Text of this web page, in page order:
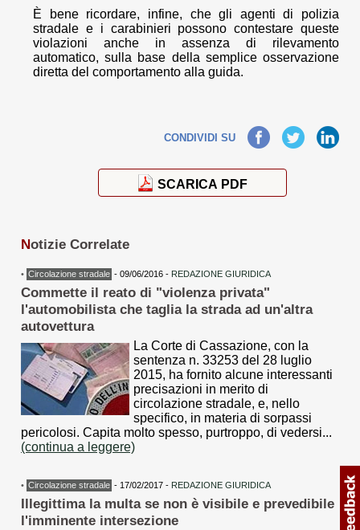
È bene ricordare, infine, che gli agenti di polizia
stradale e i carabinieri possono contestare queste
violazioni anche in assenza di rilevamento
automatico, sulla base della semplice osservazione
diretta del comportamento alla guida.
CONDIVIDI SUFacebook TwitterLinkedIn
SCARICA PDF
Notizie Correlate
• Circolazione stradale - 09/06/2016 - REDAZIONE GIURIDICA
Commette il reato di "violenza privata"
l'automobilista che taglia la strada ad un'altra
autovettura
La Corte di Cassazione, con la
sentenza n. 33253 del 28 luglio
2015, ha fornito alcune interessanti
precisazioni in merito di
circolazione stradale, e, nello
specifico, in materia di sorpassi
pericolosi. Capita molto spesso, purtroppo, di vedersi...
(continua a leggere)
• Circolazione stradale - 17/02/2017 - REDAZIONE GIURIDICA
Illegittima la multa se non è visibile e prevedibile
l'imminente intersezione